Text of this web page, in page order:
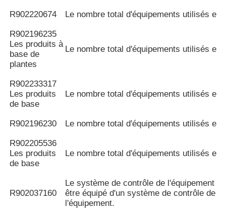
R902220674 Le nombre total d'équipements utilisés est
R902196235
Les produits à
base de
plantes
Le nombre total d'équipements utilisés est
R902233317
Les produits
de base
Le nombre total d'équipements utilisés est
R902196230 Le nombre total d'équipements utilisés est
R902205536
Les produits
de base
Le nombre total d'équipements utilisés est
R902037160
Le système de contrôle de l'équipement
être équipé d'un système de contrôle de
l'équipement.